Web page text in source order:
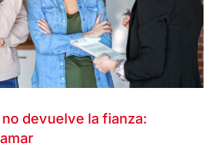
devuelve la fianza: